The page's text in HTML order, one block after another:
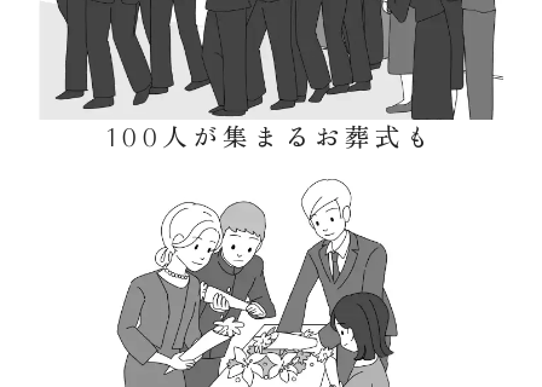
100人が集まるお葬式も